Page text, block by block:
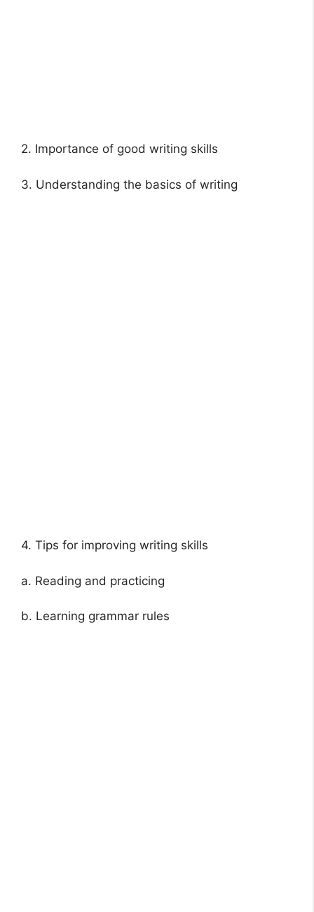
2. Importance of good writing skills
3. Understanding the basics of writing
4. Tips for improving writing skills
a. Reading and practicing
b. Learning grammar rules